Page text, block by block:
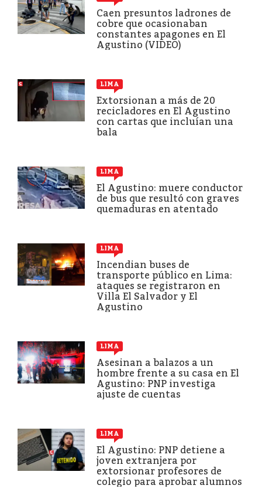
Caen presuntos ladrones de
cobre que ocasionaban
constantes apagones en El
Agustino (VIDEO)
LIMA
Extorsionan a más de 20
recicladores en El Agustino
con cartas que incluían una
bala
LIMA
El Agustino: muere conductor
de bus que resultó con graves
quemaduras en atentado
LIMA
Incendian buses de
transporte público en Lima:
ataques se registraron en
Villa El Salvador y El
Agustino
LIMA
Asesinan a balazos a un
hombre frente a su casa en El
Agustino: PNP investiga
ajuste de cuentas
LIMA
El Agustino: PNP detiene a
joven extranjera por
extorsionar profesores de
colegio para aprobar alumnos